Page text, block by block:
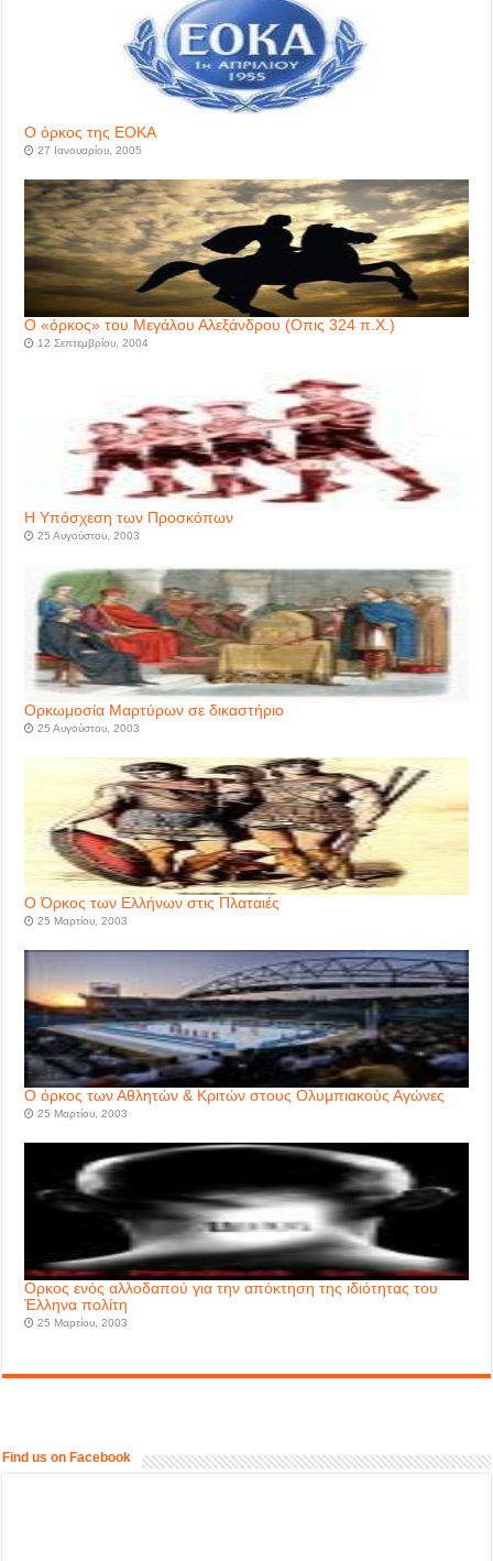
Ο όρκος της ΕΟΚΑ
27 Ιανουαρίου, 2005
Ο «όρκος» του Μεγάλου Αλεξάνδρου (Οπις 324 π.Χ.)
12 Σεπτεμβρίου, 2004
Η Υπόσχεση των Προσκόπων
25 Αυγούστου, 2003
Ορκωμοσία Μαρτύρων σε δικαστήριο
25 Αυγούστου, 2003
Ο Όρκος των Ελλήνων στις Πλαταιές
25 Μαρτίου, 2003
Ο όρκος των Αθλητών & Κριτών στους Ολυμπιακούς Αγώνες
25 Μαρτίου, 2003
Ορκος ενός αλλοδαπού για την απόκτηση της ιδιότητας του
Έλληνα πολίτη
25 Μαρτίου, 2003
Find us on Facebook